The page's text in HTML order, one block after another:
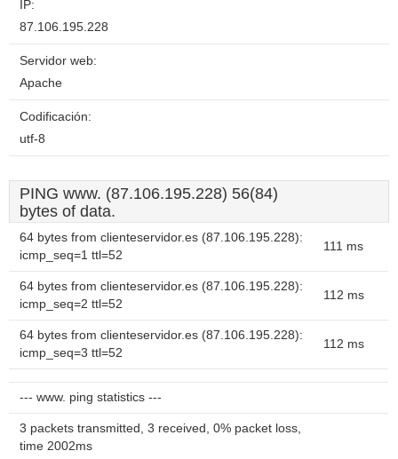
IP:
87.106.195.228
Servidor web:
Apache
Codificación:
utf-8
PING www. (87.106.195.228) 56(84)
bytes of data.
64 bytes from clienteservidor.es (87.106.195.228):
icmp_seq=1 ttl=52
111 ms
64 bytes from clienteservidor.es (87.106.195.228):
icmp_seq=2 ttl=52
112 ms
64 bytes from clienteservidor.es (87.106.195.228):
icmp_seq=3 ttl=52
112 ms
--- www. ping statistics ---
3 packets transmitted, 3 received, 0% packet loss,
time 2002ms